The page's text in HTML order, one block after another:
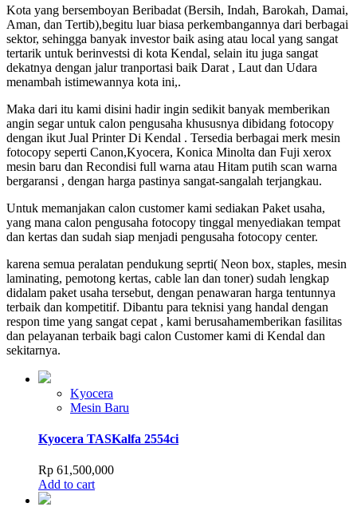
Kota yang bersemboyan Beribadat (Bersih, Indah, Barokah, Damai,
Aman, dan Tertib),begitu luar biasa perkembangannya dari berbagai
sektor, sehingga banyak investor baik asing atau local yang sangat
tertarik untuk berinvestsi di kota Kendal, selain itu juga sangat
dekatnya dengan jalur tranportasi baik Darat , Laut dan Udara
menambah istimewannya kota ini,.
Maka dari itu kami disini hadir ingin sedikit banyak memberikan
angin segar untuk calon pengusaha khususnya dibidang fotocopy
dengan ikut Jual Printer Di Kendal . Tersedia berbagai merk mesin
fotocopy seperti Canon,Kyocera, Konica Minolta dan Fuji xerox
mesin baru dan Recondisi full warna atau Hitam putih scan warna
bergaransi , dengan harga pastinya sangat-sangalah terjangkau.
Untuk memanjakan calon customer kami sediakan Paket usaha,
yang mana calon pengusaha fotocopy tinggal menyediakan tempat
dan kertas dan sudah siap menjadi pengusaha fotocopy center.
karena semua peralatan pendukung seprti( Neon box, staples, mesin
laminating, pemotong kertas, cable lan dan toner) sudah lengkap
didalam paket usaha tersebut, dengan penawaran harga tentunnya
terbaik dan kompetitif. Dibantu para teknisi yang handal dengan
respon time yang sangat cepat , kami berusahamemberikan fasilitas
dan pelayanan terbaik bagi calon Customer kami di Kendal dan
sekitarnya.
Kyocera
Mesin Baru
Kyocera TASKalfa 2554ci
Rp 61,500,000
Add to cart